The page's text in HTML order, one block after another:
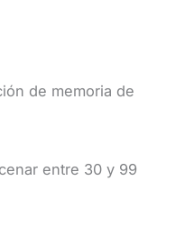
de memoria de
entre 30 y 99